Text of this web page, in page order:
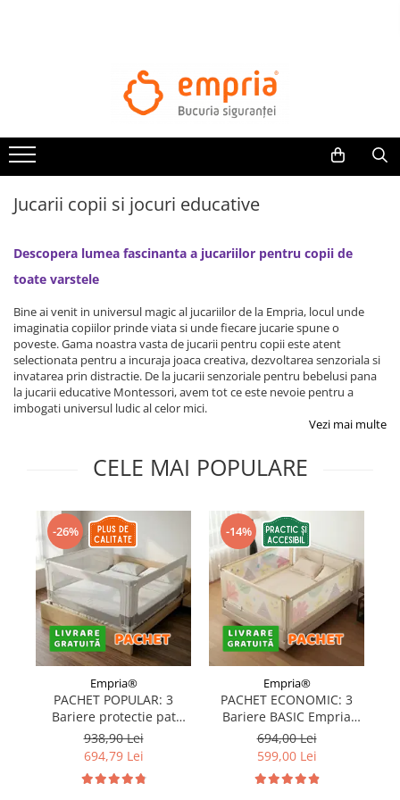
Bariere protectie pentru pat
Protectii mobilier
Protectie colturi mobila copii
Sigurante pentru sertare si usi
Kituri de siguranta pentru copii si
bebelusi
Protectii casa
Protectii utile
Deflectoare pentru aer conditionat
Casti antifonice pentru copii si
bebelusi
Echipament protectie bicicleta si
Accesorii auto copii
Haine & accesorii plaja
Haine plaja / inot
Ochelari de soare
Palarii protectie UV
Accesorii plaja
Jucarii copii si jocuri educative
Descopera lumea fascinanta a jucariilor pentru copii de
toate varstele
Bine ai venit in universul magic al jucariilor de la Empria, locul unde
imaginatia copiilor prinde viata si unde fiecare jucarie spune o
poveste. Gama noastra vasta de jucarii pentru copii este atent
selectionata pentru a incuraja joaca creativa, dezvoltarea senzoriala si
invatarea prin distractie. De la jucarii senzoriale pentru bebelusi pana
la jucarii educative Montessori, avem tot ce este nevoie pentru a
imbogati universul ludic al celor mici.
Vezi mai multe
CELE MAI POPULARE
-26%
Empria®
PACHET POPULAR: 3
Bariere protectie pat
copii, SELECT, 160x200
cm
938,90 Lei
694,79 Lei
-14%
Empria®
PACHET ECONOMIC: 3
Bariere BASIC Empria
protectie pat 160X200 cm
+ bara stabilizatoare
694,00 Lei
599,00 Lei